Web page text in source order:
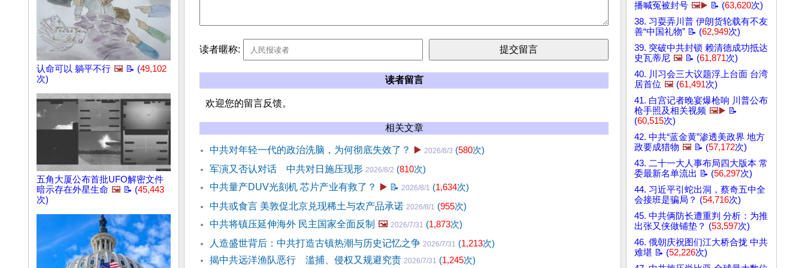
认命可以 躺平不行 🖼️ 📝 (49,102
次)
五角大厦公布首批UFO解密文件
暗示存在外星生命 🖼️ 📝 (45,443
次)
读者暱称:
读者留言
欢迎您的留言反馈。
相关文章
中共对年轻一代的政治洗脑，为何彻底失效了？ ▶️ 2026/8/3 (580次)
军演又否认对话 中共对日施压现形 2026/8/2 (810次)
中共量产DUV光刻机 芯片产业有救了？ ▶️ 📝 2026/8/1 (1,634次)
中共或食言 美敦促北京兑现稀土与农产品承诺 2026/8/1 (955次)
中共将镇压延伸海外 民主国家全面反制 🖼️ 2026/7/31 (1,873次)
人造盛世背后：中共打造古镇热潮与历史记忆之争 2026/7/31 (1,213次)
揭中共远洋渔队恶行 滥捕、侵权又规避究责 2026/7/31 (1,245次)
播喊冤被封号 🖼️▶️ 📝 (63,620次)
38. 习耍弄川普 伊朗货轮载有不友
善“中国礼物” 📝 (62,949次)
39. 突破中共封锁 赖清德成功抵达
史瓦蒂尼 🖼️ 📝 (61,871次)
40. 川习会三大议题浮上台面 台湾
居首位 🖼️ (61,491次)
41. 白宫记者晚宴爆枪响 川普公布
枪手照及相关视频 🖼️▶️ 📝
(60,515次)
42. 中共“蓝金黄”渗透美政界 地方
政要成猎物 🖼️ 📝 (57,172次)
43. 二十一大人事布局四大版本 常
委最新名单流出 📝 (56,297次)
44. 习近平引蛇出洞，蔡奇五中全
会接班是骗局？ (54,716次)
45. 中共俩防长遭重判 分析：为推
出张又侠做铺垫？ (53,597次)
46. 俄朝庆祝图们江大桥合拢 中共
难堪 📝 (52,226次)